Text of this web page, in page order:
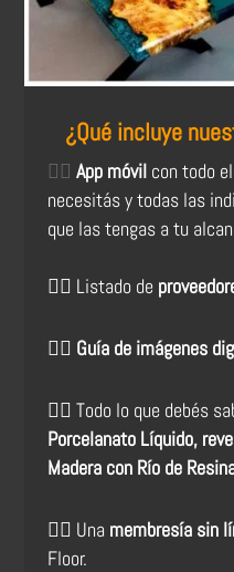
¿Qué incluye
👉🏻 App móvilcon todo
necesitás y todas las
que las tengas a tu
👉🏻 Listado de
👉🏻 Guía de imágenes
👉🏻 Todo lo que debés
Porcelanato Líquido,
Madera con Río de
👉🏻 Una membresía sin
Floor.